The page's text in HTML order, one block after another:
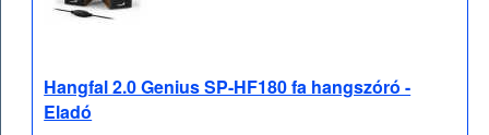
Hangfal 2.0 Genius SP-HF180 fa hangszóró -
Eladó